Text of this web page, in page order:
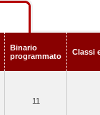
Binario
programmato
Classi
11